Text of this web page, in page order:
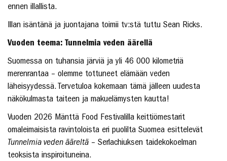
ennen illallista.
Illan isäntänä ja juontajana toimii tv:stä tuttu Sean Ricks.
Vuoden teema: Tunnelmia veden äärellä
Suomessa on tuhansia järviä ja yli 46 000 kilometriä
merenrantaa – olemme tottuneet elämään veden
läheisyydessä. Tervetuloa kokemaan tämä jälleen uudesta
näkökulmasta taiteen ja makuelämysten kautta!
Vuoden 2026 Mänttä Food Festivalilla keittiömestarit
omaleimaisista ravintoloista eri puolilta Suomea esittelevät
Tunnelmia veden ääreltä – Serlachiuksen taidekokoelman
teoksista inspiroituneina.